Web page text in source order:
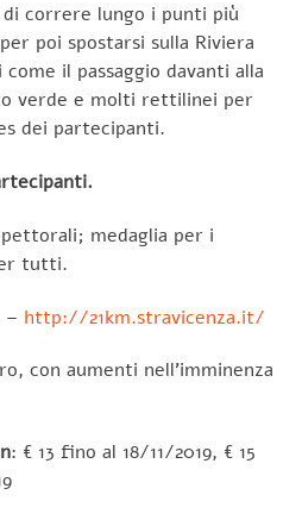
correre lungo i punti più
poi spostarsi sulla Riviera
il passaggio davanti alla
verde e molti rettilinei per
dei partecipanti.
medaglia per i
tutti.
– http://21km.stravicenza.it/
con aumenti nell’imminenza
: € 13 fino al 18/11/2019, € 15